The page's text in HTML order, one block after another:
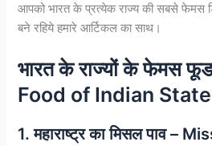
आपको भारत के प्रत्येक राज्य की सबसे फेमस
बने रहिये हमारे आर्टिकल का साथ।
भारत के राज्यों के फेमस
Food of Indian
1. महाराष्ट्र का मिसल पाव –